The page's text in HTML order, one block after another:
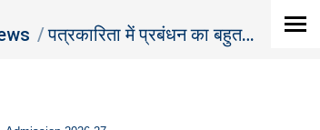
पत्रकारिता में प्रबंधन का बहुत…